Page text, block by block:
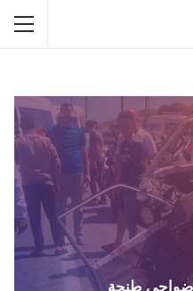
ضواحي طنجة